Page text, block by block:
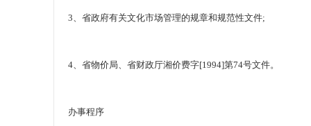
3、省政府有关文化市场管理的规章和规范性文件;
4、省物价局、省财政厅湘价费字[1994]第74号文件。
办事程序